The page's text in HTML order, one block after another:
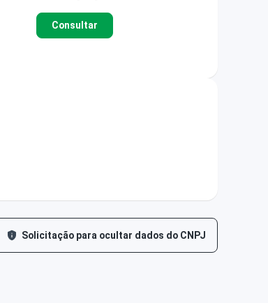
Consultar
Solicitação para ocultar dados do CNPJ